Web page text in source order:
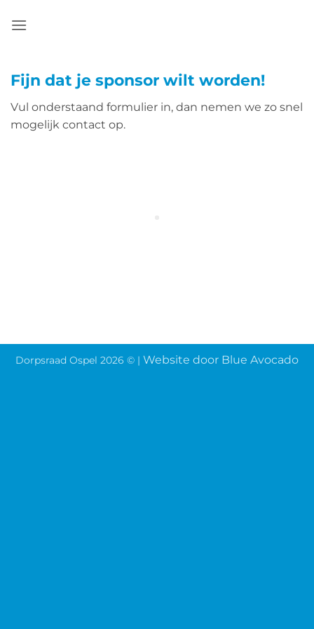
naar
Fijn dat je sponsor wilt worden!
Vul onderstaand formulier in, dan nemen we zo snel
mogelijk contact op.
Dorpsraad Ospel 2026 © | Website door Blue Avocado